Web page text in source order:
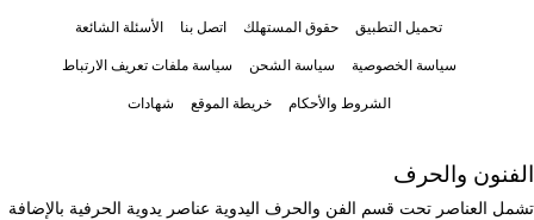
تحميل التطبيق حقوق المستهلك اتصل بنا الأسئلة الشائعة
سياسة الخصوصية سياسة الشحن سياسة ملفات تعريف الارتباط
الشروط والأحكام خريطة الموقع شهادات
الفنون والحرف
تشمل العناصر تحت قسم الفن والحرف اليدوية عناصر يدوية الحرفية بالإضافة